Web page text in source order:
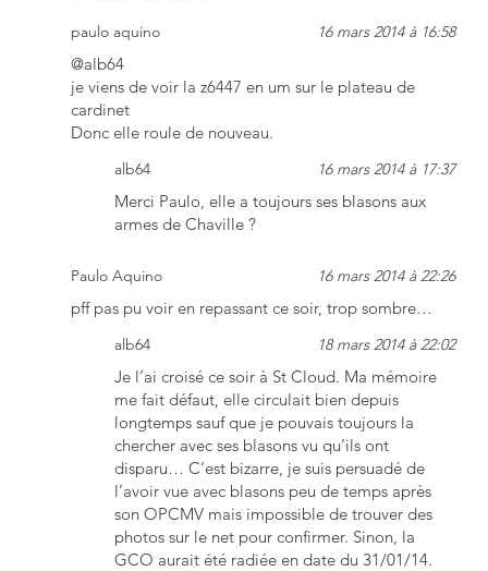
paulo aquino 16 mars 2014 à 16:58
@alb64
je viens de voir la z6447 en um sur le plateau de
cardinet
Donc elle roule de nouveau.
alb64 16 mars 2014 à 17:37
Merci Paulo, elle a toujours ses blasons aux
armes de Chaville ?
Paulo Aquino 16 mars 2014 à 22:26
pff pas pu voir en repassant ce soir, trop sombre…
alb64 18 mars 2014 à 22:02
Je l’ai croisé ce soir à St Cloud. Ma mémoire
me fait défaut, elle circulait bien depuis
longtemps sauf que je pouvais toujours la
chercher avec ses blasons vu qu’ils ont
disparu… C’est bizarre, je suis persuadé de
l’avoir vue avec blasons peu de temps après
son OPCMV mais impossible de trouver des
photos sur le net pour confirmer. Sinon, la
GCO aurait été radiée en date du 31/01/14.